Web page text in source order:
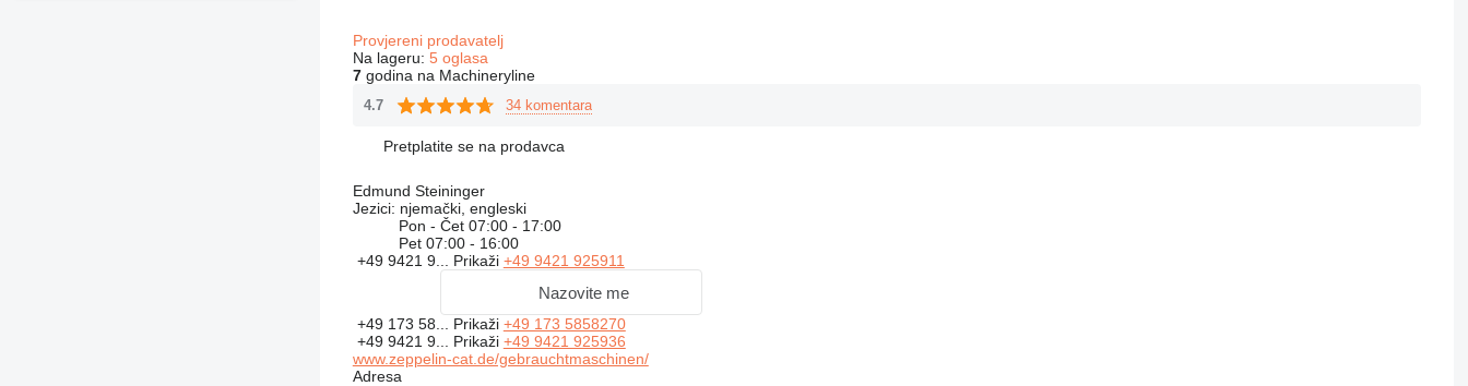
Provjereni prodavatelj
Na lageru: 5 oglasa
7godina na Machineryline
4.7 34 komentara
Pretplatite se na prodavca
Edmund Steininger
Jezici: njemački, engleski
Pon - Čet 07:00 - 17:00
Pet 07:00 - 16:00
+49 9421 9... Prikaži +49 9421 925911
Nazovite me
+49 173 58... Prikaži +49 173 5858270
+49 9421 9... Prikaži +49 9421 925936
www.zeppelin-cat.de/gebrauchtmaschinen/
Adresa